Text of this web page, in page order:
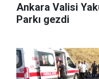
Ankara Valisi
Parkı gezdi